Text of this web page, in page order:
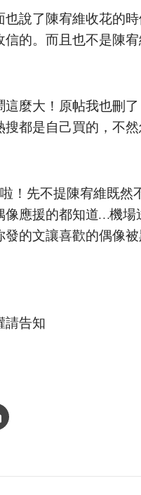
說了陳宥維收花的
的。而且也不是陳宥
麼大！原帖我也刪
都是自己買的，不然
！先不提陳宥維既
應援的都知道…機
發的文讓喜歡的偶像
請告知